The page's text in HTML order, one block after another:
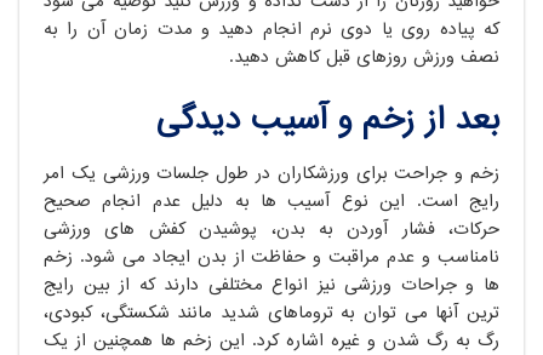
که پیاده روی یا دوی نرم انجام دهید و مدت زمان آن را به
نصف ورزش روزهای قبل کاهش دهید.
بعد از زخم و آسیب دیدگی
زخم و جراحت برای ورزشکاران در طول جلسات ورزشی یک امر
رایج است. این نوع آسیب ها به دلیل عدم انجام صحیح
حرکات، فشار آوردن به بدن، پوشیدن کفش های ورزشی
نامناسب و عدم مراقبت و حفاظت از بدن ایجاد می شود. زخم
ها و جراحات ورزشی نیز انواع مختلفی دارند که از بین رایج
ترین آنها می توان به تروماهای شدید مانند شکستگی، کبودی،
رگ به رگ شدن و غیره اشاره کرد. این زخم ها همچنین از یک